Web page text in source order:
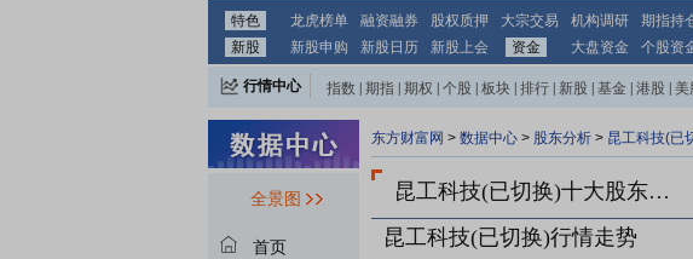
特色 龙虎榜单 融资融券 股权质押 大宗交易 机构调研 期指持
新股
新股申购 新股日历 新股上会 资金 大盘资金 个股资
行情中心 指数 期指 期权 个股 板块 排行 新股 基金 港股 美
全景图
首页
东方财富网 > 数据中心 > 股东分析 > 昆工科技(已
昆工科技(已切换)十大股东一览
昆工科技(已切换)行情走势